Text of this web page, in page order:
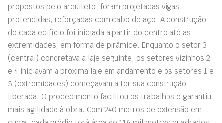
propostos pelo arquiteto, foram projetadas vigas
protendidas, reforçadas com cabo de aço. A construção
de cada edifício foi iniciada a partir do centro até as
extremidades, em forma de pirâmide. Enquanto o setor 3
(central) concretava a laje seguinte, os setores vizinhos 2
e 4 iniciavam a próxima laje em andamento e os setores 1 e
5 (extremidades) começavam a ter sua construção
liberada. O procedimento facilitou os trabalhos e garantiu
mais agilidade à obra. Com 240 metros de extensão em